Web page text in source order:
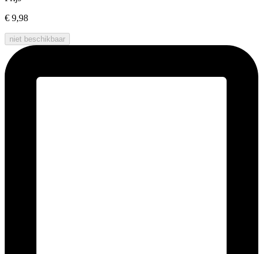
€ 9,98
niet beschikbaar